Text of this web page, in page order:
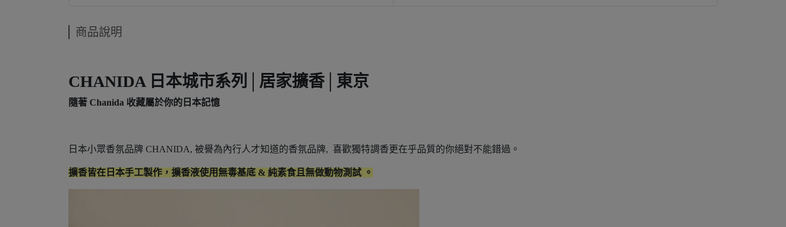
商品說明
CHANIDA 日本城市系列│居家擴香│東京
隨著 Chanida 收藏屬於你的日本記憶
日本小眾香氛品牌 CHANIDA, 被譽為內行人才知道的香氛品牌, 喜歡獨特調香更在乎品質的你絕對不能錯過。
擴香皆在日本手工製作，擴香液使用無毒基底 & 純素食且無做動物測試 。